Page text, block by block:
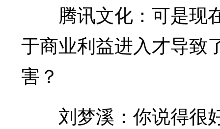
腾讯文化：可是现
于商业利益进入才导致
害？
刘梦溪：你说得很